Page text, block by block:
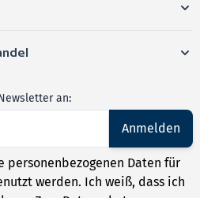
an:
Anmelden
personenbezogenen Daten für
werden. Ich weiß, dass ich